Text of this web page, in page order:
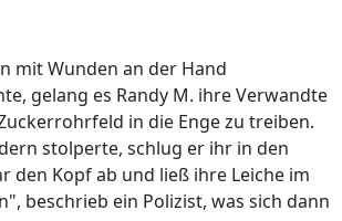
mit Wunden an der Hand
gelang es Randy M. ihre Verwandte
in die Enge zu treiben.
stolperte, schlug er ihr in den
den Kopf ab und ließ ihre Leiche im
beschrieb ein Polizist, was sich dann